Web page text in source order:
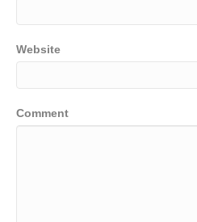
Website
Comment